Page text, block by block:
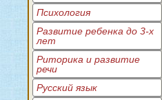
Психология
Развитие ребенка до 3-х
лет
Риторика и развитие
речи
Русский язык